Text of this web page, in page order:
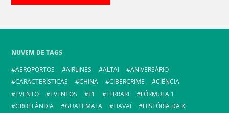
NUVEM DE TAGS
AEROPORTOS
AIRLINES ALTAI
ANIVERSÁRIO
CARACTERÍSTICAS
CHINA CIBERCRIME
CIÊNCIA
EVENTO
EVENTOS F1 FERRARI
FÓRMULA 1
GROELÂNDIA
GUATEMALA HAVAÍ
HISTÓRIA DA K